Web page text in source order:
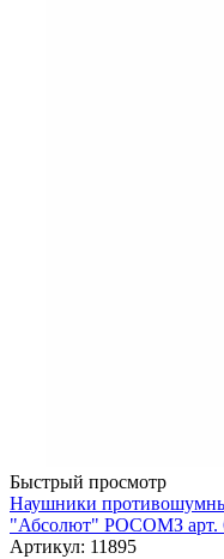
Быстрый просмотр
Наушники
"Абсолют" РОСОМЗ арт.
Артикул: 11895